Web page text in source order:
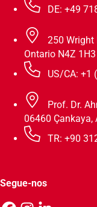
DE: +49
250 Wright
Ontario N4Z 1H3
US/CA: +1
Prof. Dr.
06460 Çankaya,
TR: +90
Segue-nos